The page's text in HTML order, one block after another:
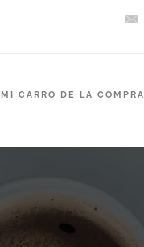
MI CARRO DE LA COMPRA